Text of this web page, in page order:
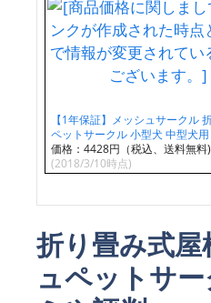
【1年保証】メッシュサークル
ペットサークル 小型犬 中型犬
価格：4428円（税込、送料無料)
(2018/3/10時点)
折り畳み式
ュペットサ